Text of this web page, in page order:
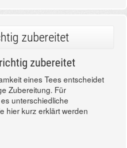
zubereitet
zubereitet
eines Tees entscheidet
Zubereitung. Für
unterschiedliche
hier kurz erklärt werden